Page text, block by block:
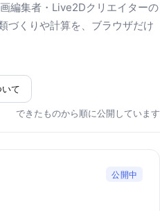
編集者・Live2Dクリエイターの
づくりや計算を、ブラウザだけ
いて
できたものから順に公開しています
公開中